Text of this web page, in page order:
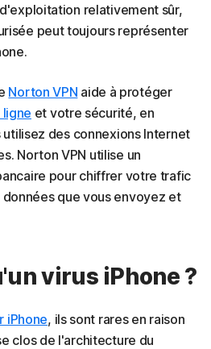
relativement sûr,
peut toujours représenter
Norton VPN aide à protéger
et votre sécurité, en
des connexions Internet
Norton VPN utilise un
pour chiffrer votre trafic
que vous envoyez et
virus iPhone ?
iPhone, ils sont rares en raison
clos de l'architecture du